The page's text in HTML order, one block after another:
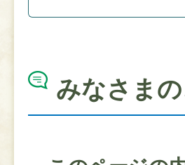
みなさま